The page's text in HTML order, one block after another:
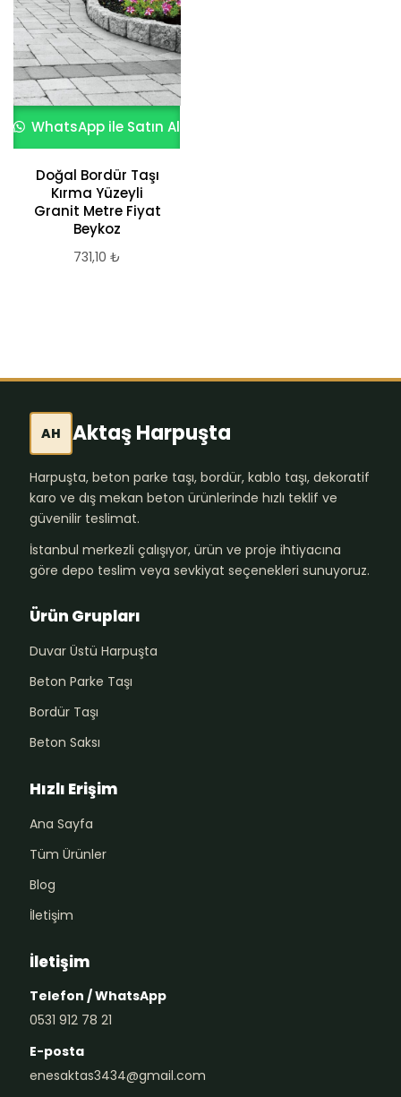
WhatsApp ile Satın Al
Doğal Bordür Taşı
Kırma Yüzeyli
Granit Metre Fiyat
Beykoz
731,10 ₺
AH Aktaş Harpuşta
Harpuşta, beton parke taşı, bordür, kablo taşı, dekoratif
karo ve dış mekan beton ürünlerinde hızlı teklif ve
güvenilir teslimat.
İstanbul merkezli çalışıyor, ürün ve proje ihtiyacına
göre depo teslim veya sevkiyat seçenekleri sunuyoruz.
Ürün Grupları
Duvar Üstü Harpuşta
Beton Parke Taşı
Bordür Taşı
Beton Saksı
Hızlı Erişim
Ana Sayfa
Tüm Ürünler
Blog
İletişim
İletişim
Telefon / WhatsApp
0531 912 78 21
E-posta
enesaktas3434@gmail.com